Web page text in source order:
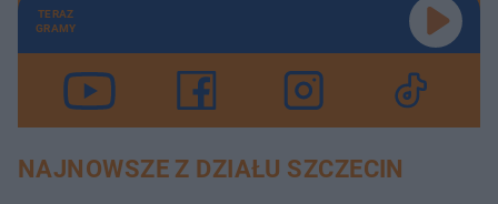
TERAZ
GRAMY
NAJNOWSZE Z DZIAŁU SZCZECIN